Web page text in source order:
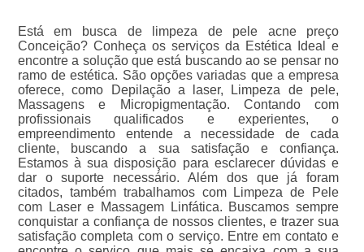
Está em busca de limpeza de pele acne preço
Conceição? Conheça os serviços da Estética Ideal e
encontre a solução que está buscando ao se pensar no
ramo de estética. São opções variadas que a empresa
oferece, como Depilação a laser, Limpeza de pele,
Massagens e Micropigmentação. Contando com
profissionais qualificados e experientes, o
empreendimento entende a necessidade de cada
cliente, buscando a sua satisfação e confiança.
Estamos à sua disposição para esclarecer dúvidas e
dar o suporte necessário. Além dos que já foram
citados, também trabalhamos com Limpeza de Pele
com Laser e Massagem Linfática. Buscamos sempre
conquistar a confiança de nossos clientes, e trazer sua
satisfação completa com o serviço. Entre em contato e